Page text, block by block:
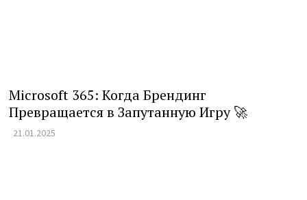
Microsoft 365: Когда Брендинг
Превращается в Запутанную Игру 🚀
21.01.2025